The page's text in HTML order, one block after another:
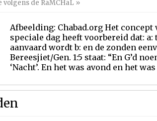
volgens de RaMCHaL »
Afbeelding: Chabad.org Het
speciale dag heeft voorbereid dat:
aanvaard wordt b: en de zonden
Bereesjiet/Gen. 1:5 staat: “En G’d
‘Nacht’. En het was avond en het